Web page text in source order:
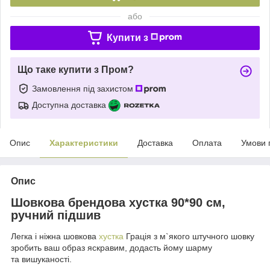
або
Купити з
Що таке купити з Пром?
Замовлення під захистом
Доступна доставка
Опис Характеристики Доставка Оплата Умови
Опис
Шовкова брендова хустка 90*90 см,
ручний підшив
Легка і ніжна шовкова хустка Грація з м`якого штучного шовку
зробить ваш образ яскравим, додасть йому шарму
та вишуканості.